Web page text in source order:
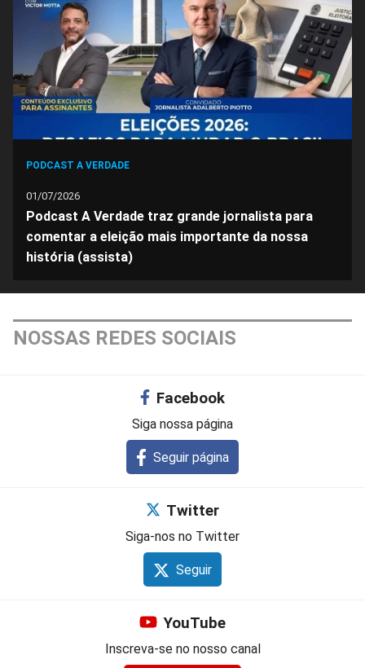
FacebookWhatsappTwitterMessengerTelegramGettr
PODCAST A VERDADE
01/07/2026
Podcast A Verdade traz grande jornalista para
comentar a eleição mais importante da nossa
história (assista)
NOSSAS REDES SOCIAIS
Facebook
Siga nossa página
Seguir página
Twitter
Siga-nos no Twitter
Seguir
YouTube
Inscreva-se no nosso canal